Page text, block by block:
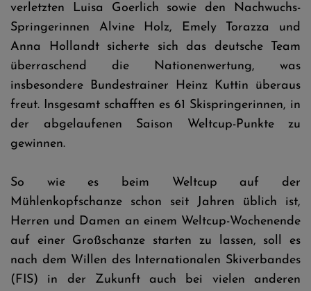
verletzten Luisa Goerlich sowie den Nachwuchs-
Springerinnen Alvine Holz, Emely Torazza und
Anna Hollandt sicherte sich das deutsche Team
überraschend die Nationenwertung, was
insbesondere Bundestrainer Heinz Kuttin überaus
freut. Insgesamt schafften es 61 Skispringerinnen, in
der abgelaufenen Saison Weltcup-Punkte zu
gewinnen.
So wie es beim Weltcup auf der
Mühlenkopfschanze schon seit Jahren üblich ist,
Herren und Damen an einem Weltcup-Wochenende
auf einer Großschanze starten zu lassen, soll es
nach dem Willen des Internationalen Skiverbandes
(FIS) in der Zukunft auch bei vielen anderen